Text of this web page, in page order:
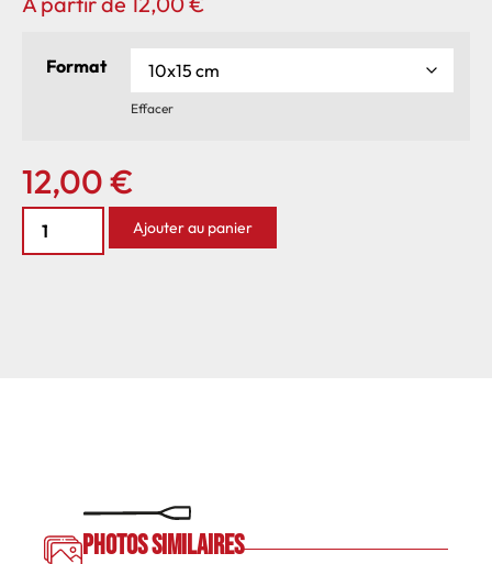
Format
Effacer
12,00€
Ajouter au panier
Photos similaires